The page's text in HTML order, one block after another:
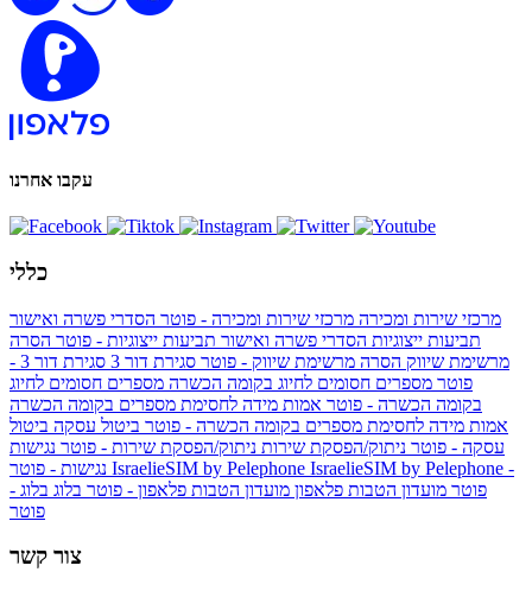
עקבו אחרנו
כללי
מרכזי שירות ומכירה מרכזי שירות ומכירה - פוטר הסדרי פשרה ואישור
תביעות ייצוגיות הסדרי פשרה ואישור תביעות ייצוגיות - פוטר הסרה
מרשימת שיווק הסרה מרשימת שיווק - פוטר סגירת דור 3
סגירת דור 3 -
פוטר מספרים חסומים לחיוג בקומה הכשרה מספרים חסומים לחיוג
בקומה הכשרה - פוטר אמות מידה לחסימת מספרים בקומה הכשרה
אמות מידה לחסימת מספרים בקומה הכשרה - פוטר ביטול עסקה ביטול
עסקה - פוטר ניתוק/הפסקת שירות ניתוק/הפסקת שירות - פוטר נגישות
IsraelieSIM by Pelephone IsraelieSIM by Pelephone -
פוטר מועדון הטבות פלאפון מועדון הטבות פלאפון - פוטר בלוג בלוג -
פוטר
צור קשר